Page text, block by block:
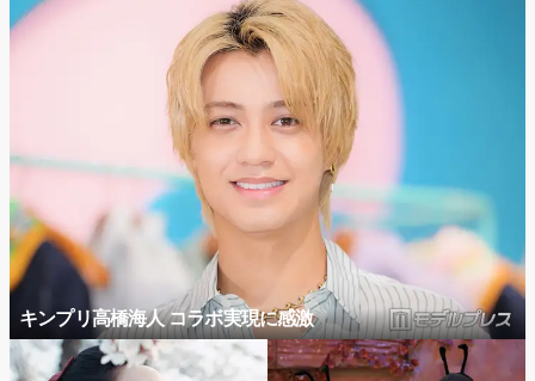
キンプリ高橋海人 コラボ実現に感激